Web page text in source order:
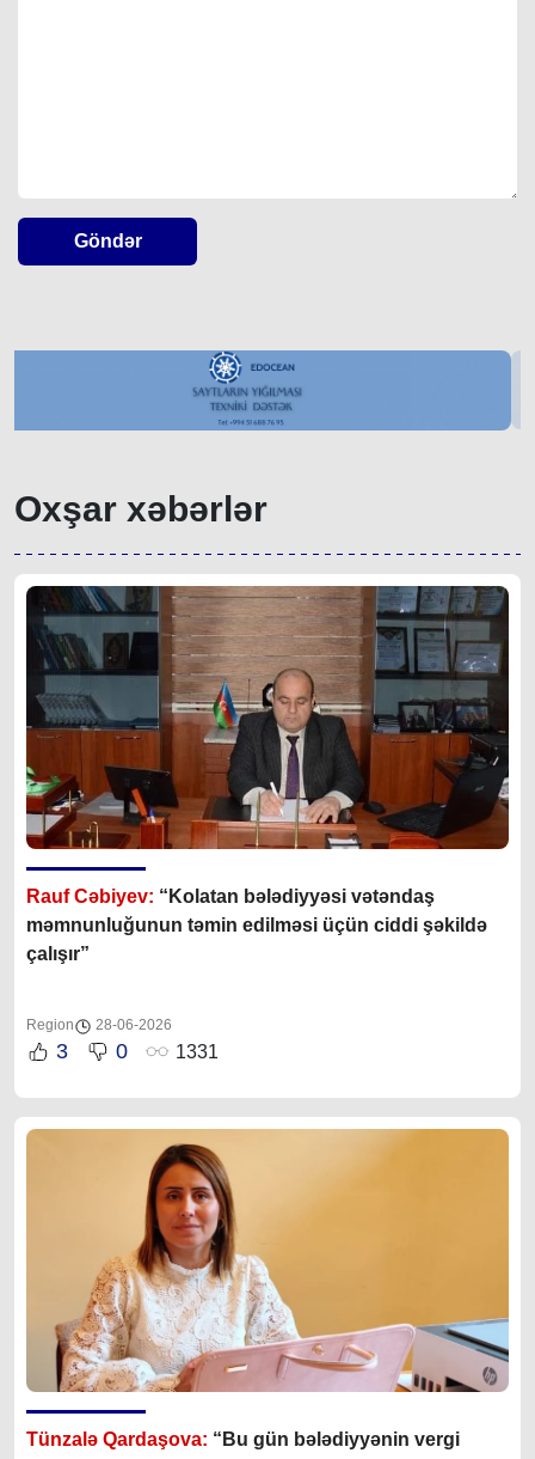
Göndər
Oxşar xəbərlər
Rauf Cəbiyev: “ Kolatan bələdiyyəsi vətəndaş
məmnunluğunun təmin edilməsi üçün ciddi şəkildə
çalışır”
Region 28-06-2026
3 0 1331
Tünzalə Qardaşova: “Bu gün bələdiyyənin vergi